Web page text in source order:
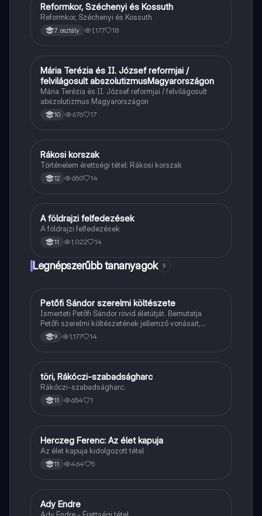
Töri
Reformkor, Széchenyi és Kossuth
Reformkor, Széchenyi és Kossuth
7. osztály 1,177 18
Töri
Mária Terézia és II. József reformjai /
felvilágosult abszolutizmusMagyarországon
Mária Terézia és II. József reformjai / felvilágosult
abszolutizmus Magyarországon
10 676 17
Töri
Rákosi korszak
Történelem érettségi tétel: Rákosi korszak
12 650 14
Töri
A földrajzi felfedezések
A földrajzi felfedezések
11 1,022 14
Legnépszerűbb tananyagok 9
Magyar
Petőfi Sándor szerelmi költészete
Ismerteti Petőfi Sándor rövid életútját. Bemutatja
Petőfi szerelmi költészetének jellemző vonásait,
vereseinek ihletőit és külön kitér a hitvesi
költészetére.
9 1,177 14
Töri
töri, Rákóczi-szabadságharc
Rákóczi-szabadságharc.
11 654 1
Magyar
Herczeg Ferenc: Az élet kapuja
Az élet kapuja kidolgozott tétel
11 464 5
Magyar
Ady Endre
Ady Endre - Érettségi tétel